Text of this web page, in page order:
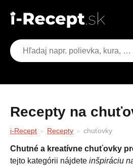
Recepty na
i-Recept Recepty chuťovky
Chutné a kreatívne chuťovky
tejto kategórii nájdete inšpiráciu